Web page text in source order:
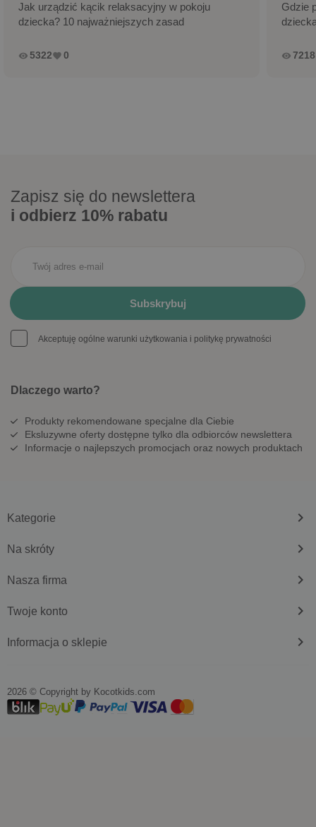
Jak urządzić kącik relaksacyjny w pokoju
dziecka? 10 najważniejszych zasad
remove_red_eye 5322favorite 0
Gdzie
remove_red_eye 7218
Zapisz się do newslettera
i odbierz 10% rabatu
Akceptuję ogólne warunki użytkowania i politykę prywatności
Dlaczego warto?
Produkty rekomendowane specjalne dla Ciebie
Eksluzywne oferty dostępne tylko dla odbiorców newslettera
Informacje o najlepszych promocjach oraz nowych produktach
Kategorie keyboard_arrow_right
Na skróty keyboard_arrow_right
Nasza firma keyboard_arrow_right
Twoje konto keyboard_arrow_right
Informacja o sklepie keyboard_arrow_right
2026 © Copyright by kocotkids.com